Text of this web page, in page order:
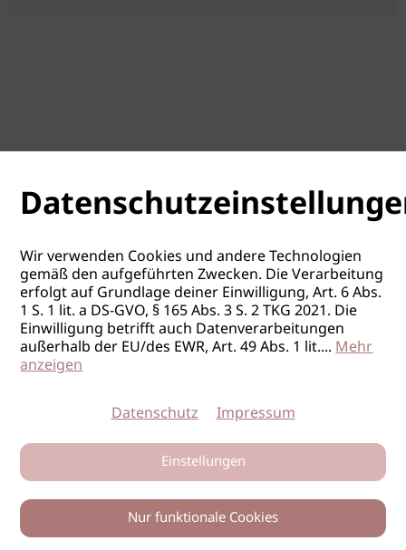
Wir verwenden Cookies und andere Technologien
gemäß den aufgeführten Zwecken. Die Verarbeitung
erfolgt auf Grundlage deiner Einwilligung, Art. 6 Abs.
1 S. 1 lit. a DS-GVO, § 165 Abs. 3 S. 2 TKG 2021. Die
Einwilligung betrifft auch Datenverarbeitungen
außerhalb der EU/des EWR, Art. 49 Abs. 1 lit....Mehr
anzeigen
Datenschutz Impressum
Einstellungen
Nur funktionale Cookies